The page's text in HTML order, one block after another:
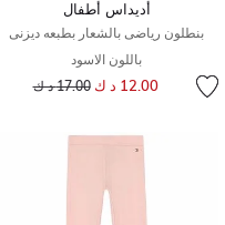
أديداس أطفال
بنطلون رياضى بالشعار بطبعه ديزنى
باللون الاسود
12.00 د ك سعر مخفض من
17.00 د ك